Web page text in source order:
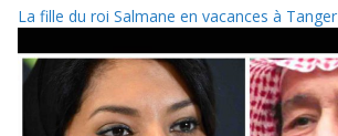
La fille du roi Salmane en vacances à Tanger